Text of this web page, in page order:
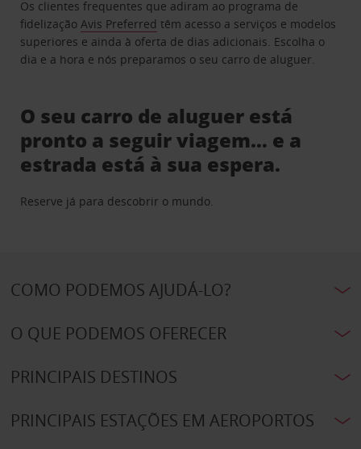
Os clientes frequentes que adiram ao programa de
fidelizaçãoAvis Preferred têm acesso a serviços e modelos
superiores e ainda à oferta de dias adicionais. Escolha o
dia e a hora e nós preparamos o seu carro de aluguer.
O seu carro de aluguer está
pronto a seguir viagem… e a
estrada está à sua espera.
Reserve já para descobrir o mundo.
COMO PODEMOS AJUDÁ-LO?
O QUE PODEMOS OFERECER
PRINCIPAIS DESTINOS
PRINCIPAIS ESTAÇÕES EM AEROPORTOS